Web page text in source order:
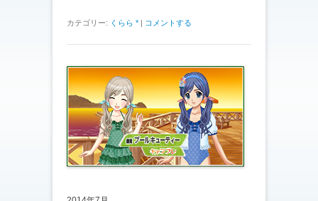
カテゴリー: くらら * | コメントする